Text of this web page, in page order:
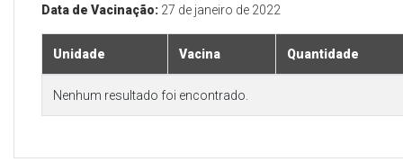
Data de Vacinação: 27 de janeiro de 2022
Unidade Vacina Quantidade
Nenhum resultado foi encontrado.